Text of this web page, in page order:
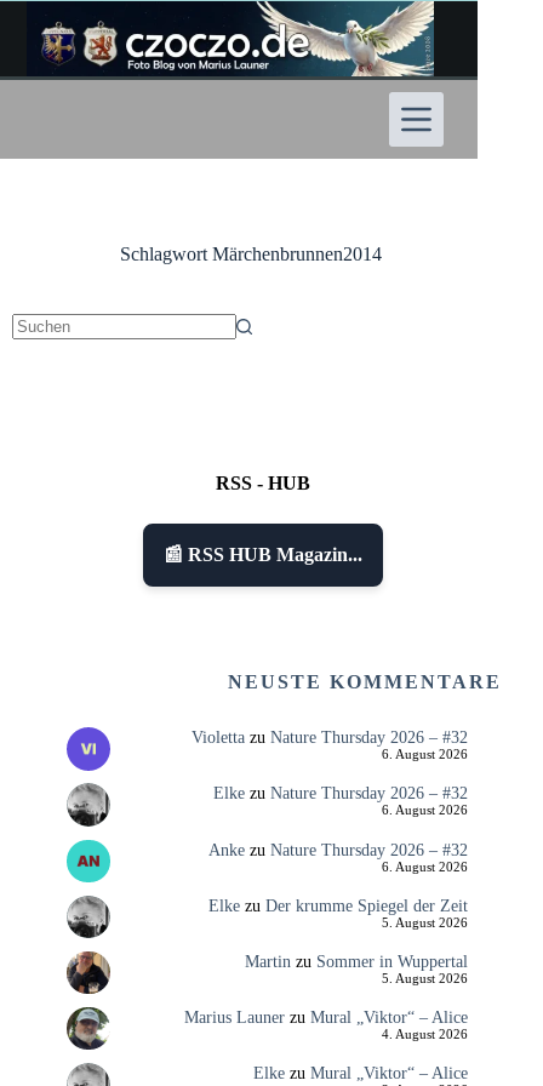
Inhalt
springen
Schlagwort Märchenbrunnen2014
RSS - HUB
📰 RSS HUB Magazin...
NEUSTE KOMMENTARE
Violettazu Nature Thursday 2026 – #32
6. August 2026
Elkezu Nature Thursday 2026 – #32
6. August 2026
Ankezu Nature Thursday 2026 – #32
6. August 2026
Elkezu Der krumme Spiegel der Zeit
5. August 2026
Martin zu Sommer in Wuppertal
5. August 2026
Marius Launerzu Mural „Viktor“ – Alice
4. August 2026
Elkezu Mural „Viktor“ – Alice